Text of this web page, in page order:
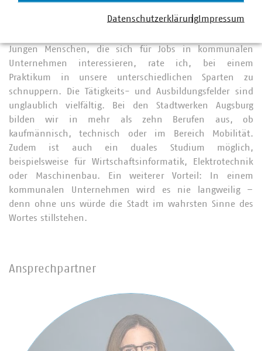
attraktiver Arbeitgeber in der Region sind.
Jungen Menschen, die sich für Jobs in kommunalen
Unternehmen interessieren, rate ich, bei einem
Praktikum in unsere unterschiedlichen Sparten zu
schnuppern. Die Tätigkeits- und Ausbildungsfelder sind
unglaublich vielfältig. Bei den Stadtwerken Augsburg
bilden wir in mehr als zehn Berufen aus, ob
kaufmännisch, technisch oder im Bereich Mobilität.
Zudem ist auch ein duales Studium möglich,
beispielsweise für Wirtschaftsinformatik, Elektrotechnik
oder Maschinenbau. Ein weiterer Vorteil: In einem
kommunalen Unternehmen wird es nie langweilig –
denn ohne uns würde die Stadt im wahrsten Sinne des
Wortes stillstehen.
Ansprechpartner
DatenschutzerklärungImpressum